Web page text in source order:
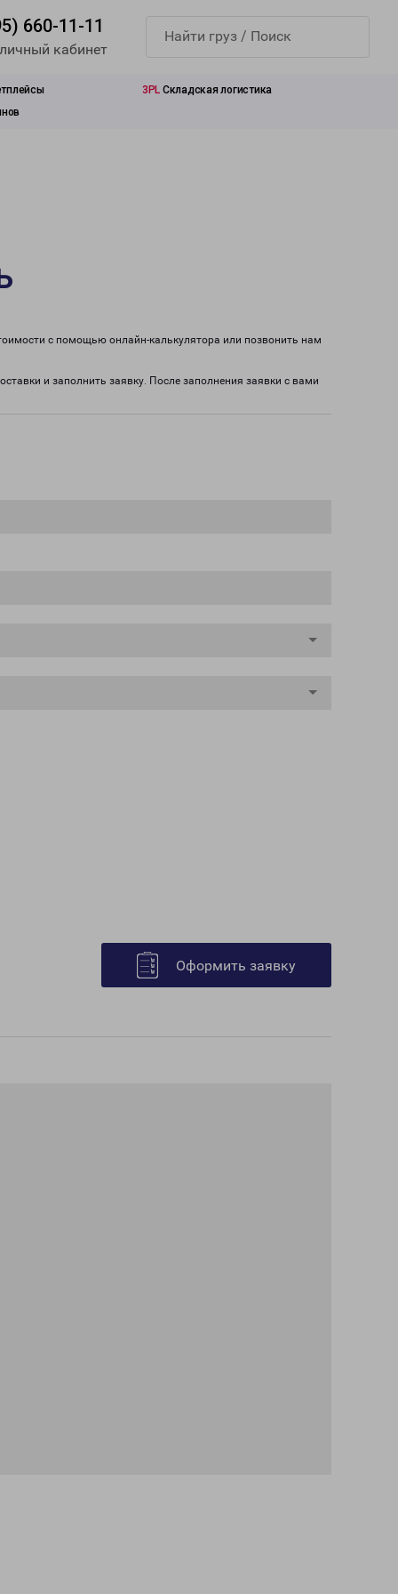
660-11-11
кабинет
3PL Складская логистика
с помощью онлайн-калькулятора или позвонить нам
и заполнить заявку. После заполнения заявки с вами
Оформить заявку